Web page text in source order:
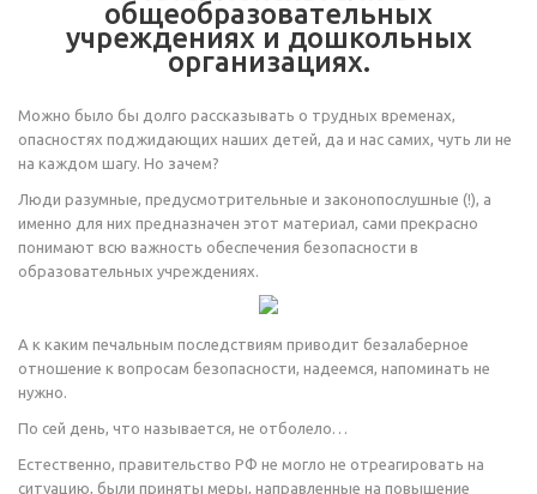
общеобразовательных
учреждениях и дошкольных
организациях.
Можно было бы долго рассказывать о трудных временах,
опасностях поджидающих наших детей, да и нас самих, чуть ли не
на каждом шагу. Но зачем?
Люди разумные, предусмотрительные и законопослушные (!), а
именно для них предназначен этот материал, сами прекрасно
понимают всю важность обеспечения безопасности в
образовательных учреждениях.
А к каким печальным последствиям приводит безалаберное
отношение к вопросам безопасности, надеемся, напоминать не
нужно.
По сей день, что называется, не отболело…
Естественно, правительство РФ не могло не отреагировать на
ситуацию, были приняты меры, направленные на повышение